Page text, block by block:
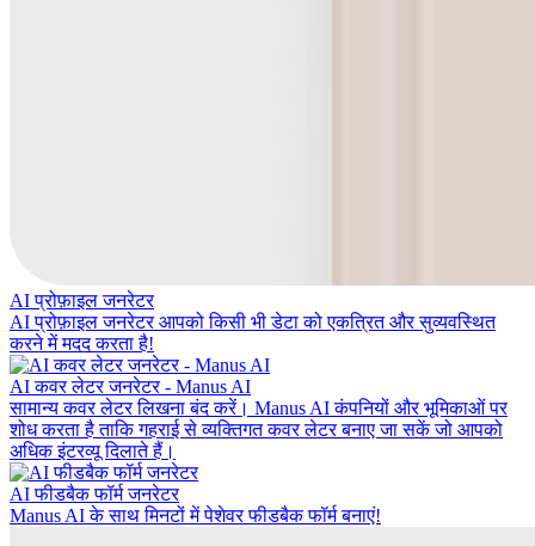
AI प्रोफ़ाइल जनरेटर
AI प्रोफ़ाइल जनरेटर आपको किसी भी डेटा को एकत्रित और सुव्यवस्थित
करने में मदद करता है!
AI कवर लेटर जनरेटर - Manus AI
सामान्य कवर लेटर लिखना बंद करें। Manus AI कंपनियों और भूमिकाओं पर
शोध करता है ताकि गहराई से व्यक्तिगत कवर लेटर बनाए जा सकें जो आपको
अधिक इंटरव्यू दिलाते हैं।
AI फीडबैक फॉर्म जनरेटर
Manus AI के साथ मिनटों में पेशेवर फीडबैक फॉर्म बनाएं!